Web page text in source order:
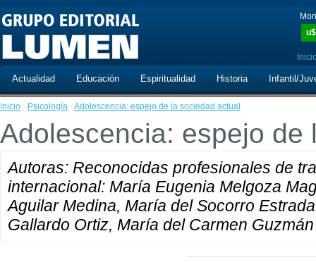
u$
Actualidad Educación Espiritualidad Historia Infantil/
Inicio · Psicología · Adolescencia: espejo de la sociedad actual
Adolescencia: espejo de
Autoras: Reconocidas profesionales de
internacional: María Eugenia Melgoza
Aguilar Medina, María del Socorro
Gallardo Ortiz, María del Carmen